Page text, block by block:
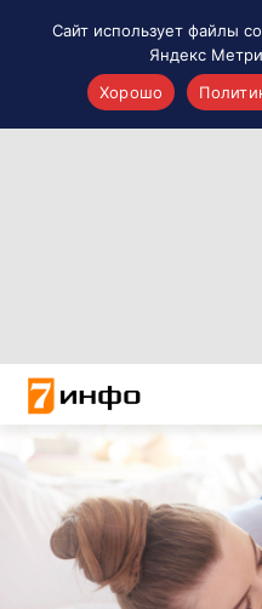
Новости России
Политика
Новости мира
Все материалы
О НАС
ПОИСК
Сайт использует файлы
Яндекс
Хорошо